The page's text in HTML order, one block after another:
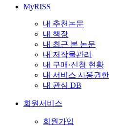
MyRISS
내 추천논문
내 책장
내 최근 본 논문
내 저작물관리
내 구매·신청 현황
내 서비스 사용권한
내 관심 DB
회원서비스
회원가입